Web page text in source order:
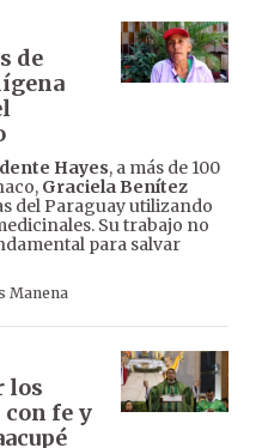
de
Hayes, a más de 100
Graciela Benítez
del Paraguay utilizando
Su trabajo no
para salvar
Manena
los
fe y